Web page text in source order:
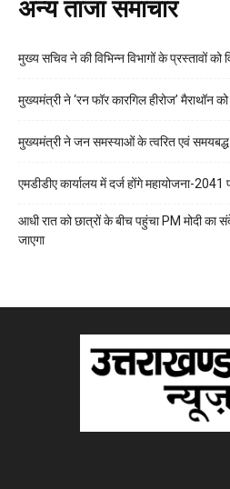
अन्य ताजा समाचार
मुख्य सचिव ने की विभिन्न विभागों के प्रस्तावों को
मुख्यमंत्री ने ‘रन फॉर कारगिल हीरोज’ मैराथॉन
मुख्यमंत्री ने जन समस्याओं के त्वरित एवं समयबद्ध
एमडीडीए कार्यालय में दर्ज होंगे महायोजना-
आधी रात को छात्रों के बीच पहुंचा PM मोदी का
जाएगा